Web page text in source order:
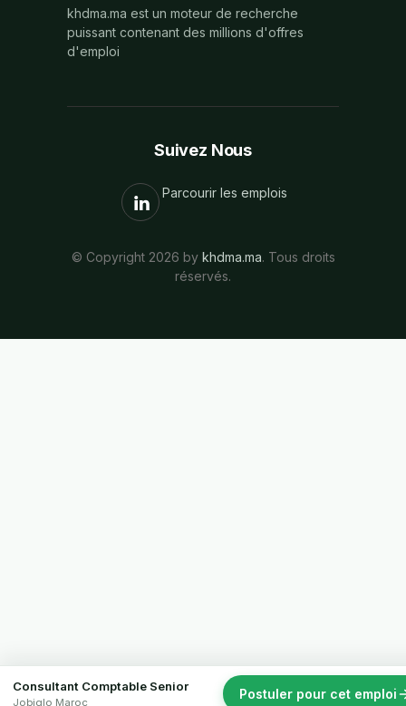
Consultant Comptable Senior
Jobiglo Maroc
Postuler pour cet emploi
khdma.ma est un moteur de recherche
puissant contenant des millions d'offres
d'emploi
Suivez Nous
Parcourir les emplois
© Copyright 2026 by khdma.ma. Tous droits
réservés.